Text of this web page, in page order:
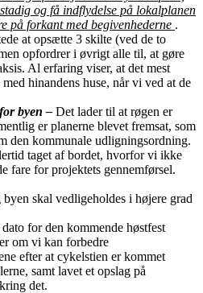
og få indflydelse på lokalplanen
på forkant med begivenhederne .
at opsætte 3 skilte (ved de to
opfordrer i øvrigt alle til, at gøre
Al erfaring viser, at det mest
hinandens huse, når vi ved at de
byen – Det lader til at røgen er
er planerne blevet fremsat, som
den kommunale udligningsordning.
taget af bordet, hvorfor vi ikke
fare for projektets gennemførsel.
skal vedligeholdes i højere grad
for den kommende høstfest
om vi kan forbedre
efter at cykelstien er kommet
samt lavet et opslag på
det.